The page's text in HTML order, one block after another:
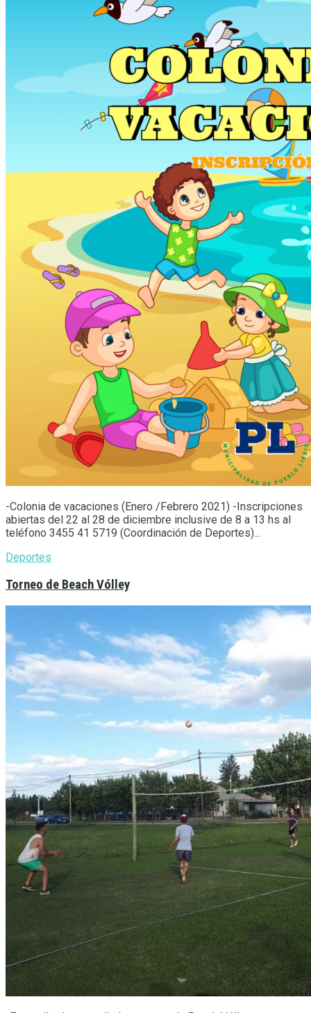
-Colonia de vacaciones (Enero /Febrero 2021) -Inscripciones
abiertas del 22 al 28 de diciembre inclusive de 8 a 13 hs al
teléfono 3455 41 5719 (Coordinación de Deportes)...
Deportes
Torneo de Beach Vólley